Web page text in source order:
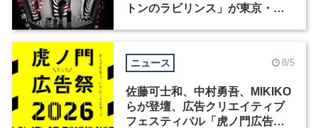
トンのラビリンス」が東京・豊
ニュース 8/5
佐藤可士和、中村勇吾、MIKIKO
らが登壇、広告クリエイティブ
フェスティバル「虎ノ門広告